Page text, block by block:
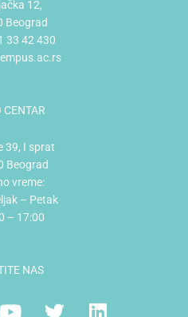
12,
Beograd
33 42 430
CENTAR
39, I sprat
Beograd
vreme:
– Petak
– 17:00
NAS
YoutubeTwitterLinkedin